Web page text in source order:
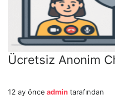
Ücretsiz Anonim
12 ay önce admin tarafından